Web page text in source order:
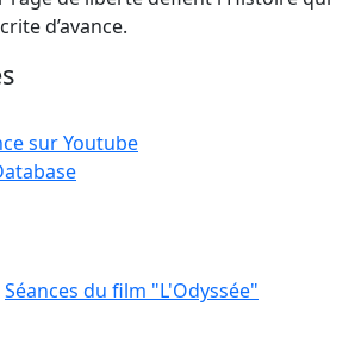
d’avance.
sur Youtube
Séances du film "L'Odyssée"